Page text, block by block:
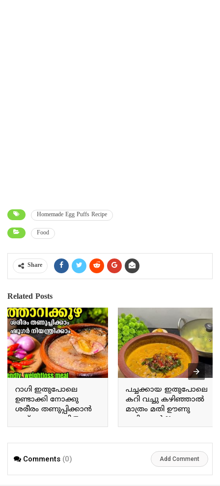
Homemade Egg Puffs Recipe
Food
Share
Related Posts
റാഗി ഇതുപോലെ
ഉണ്ടാക്കി നോക്കു
ശരീരം തണുപ്പിക്കാൻ
ഇത് മാത്രം മതി Try
making ragi this way; this
പച്ചക്കായ ഇതുപോലെ
കറി വച്ചു കഴിഞ്ഞാൽ
മാത്രം മതി ഊണു
കഴിക്കാൻ If you prepare
a curry with raw plantains
enough for a meal.
Comments (0) Add Comment